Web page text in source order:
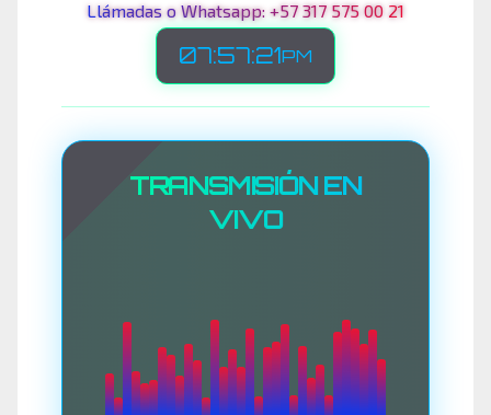
Llámadas o Whatsapp: +57 317 575 00 21
07:57:24PM
TRANSMISIÓN EN
VIVO